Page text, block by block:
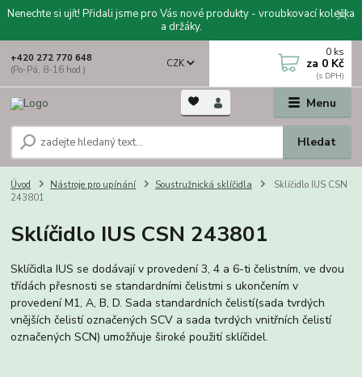
Nenechte si ujít! Přidali jsme pro Vás nové produkty - vroubkovací kolečka
a držáky.
Menu
CZK
Hledat
+420 272 770 648
(Po-Pá, 8-16 hod.)
0 ks
za 0 Kč
Úvod Nástroje pro upínání Soustružnická sklíčidla
Sklíčidlo IUS CSN
243801
Sklíčidlo IUS CSN 243801
Sklíčidla IUS se dodávají v provedení 3, 4 a 6-ti čelistním, ve dvou
třídách přesnosti se standardními čelistmi s ukončením v
provedení M1, A, B, D. Sada standardních čelistí(sada tvrdých
vnějších čelistí označených SCV a sada tvrdých vnitřních čelistí
označených SCN) umožňuje široké použití sklíčidel.